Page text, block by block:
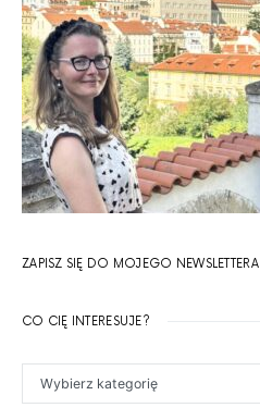
ZAPISZ SIĘ DO MOJEGO NEWSLETTERA
CO CIĘ INTERESUJE?